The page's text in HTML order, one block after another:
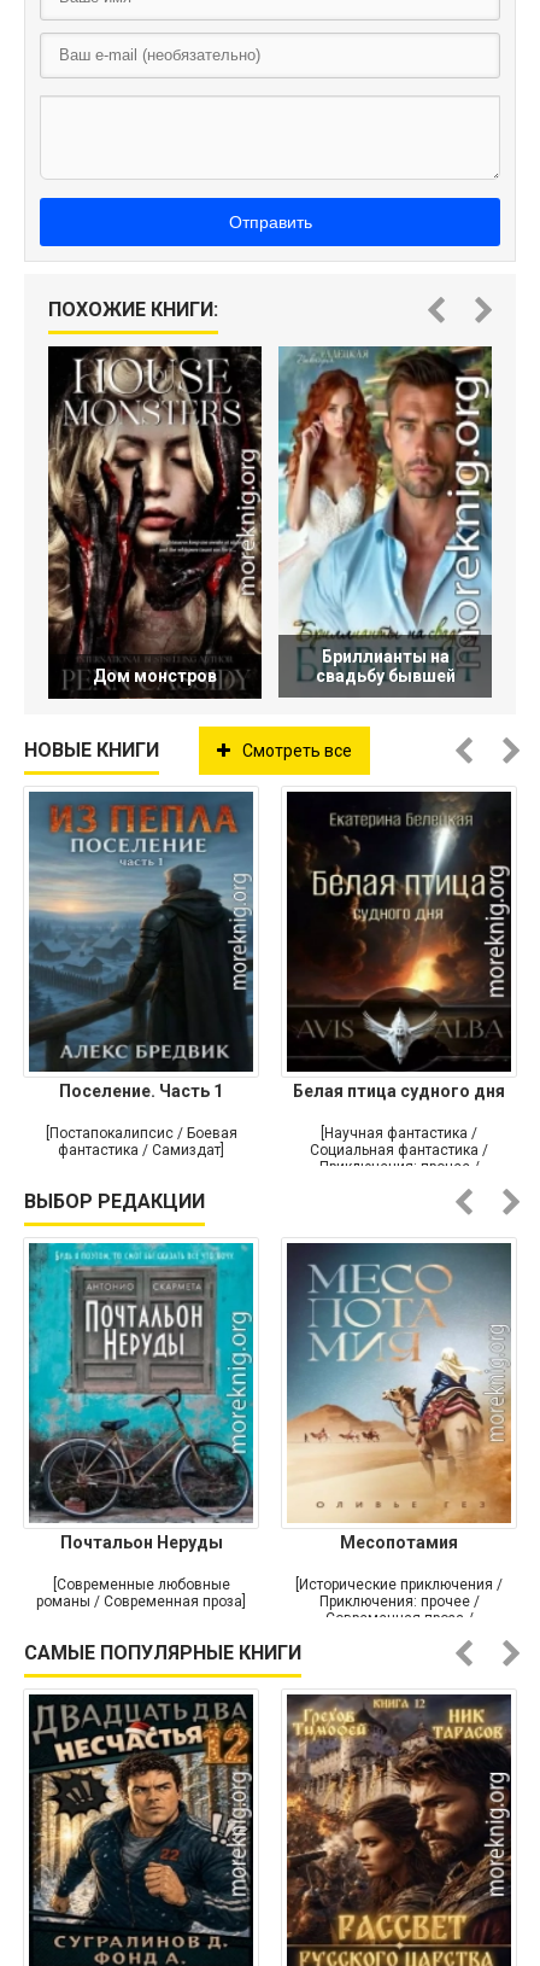
Отправить
ПОХОЖИЕ КНИГИ:
Дом монстров
Бриллианты на
свадьбу бывшей
НОВЫЕ КНИГИ Смотреть все
Поселение. Часть 1
[Постапокалипсис / Боевая
фантастика / Самиздат]
Белая птица судного дня
[Научная фантастика /
Социальная фантастика /
Приключения: прочее /
ВЫБОР РЕДАКЦИИ
Почтальон Неруды
[Современные любовные
романы / Современная проза]
Месопотамия
[Исторические приключения /
Приключения: прочее /
Современная проза /
САМЫЕ ПОПУЛЯРНЫЕ КНИГИ